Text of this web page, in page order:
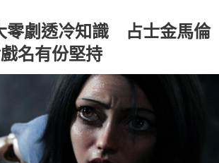
零劇透冷知識 占士金馬倫
名有份堅持